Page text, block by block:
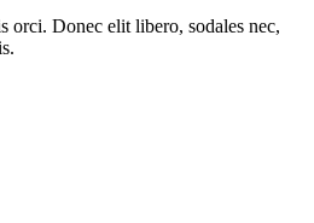
orci. Donec elit libero, sodales nec,